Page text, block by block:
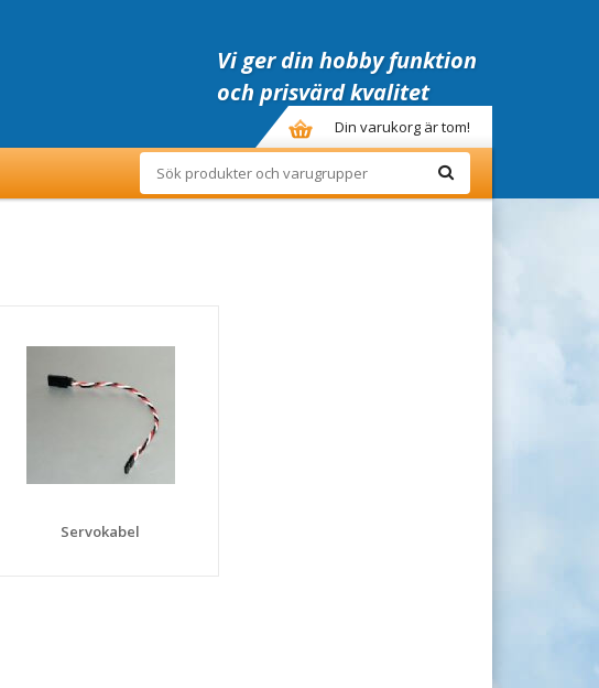
Vi ger din hobby funktion
och prisvärd kvalitet
Din varukorg är tom!
Servokabel